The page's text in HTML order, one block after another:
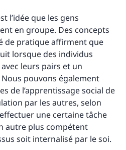
l’idée que les gens
en groupe. Des concepts
de pratique affirment que
lorsque des individus
leurs pairs et un
pouvons également
de l’apprentissage social de
par les autres, selon
une certaine tâche
autre plus compétent
soit internalisé par le soi.